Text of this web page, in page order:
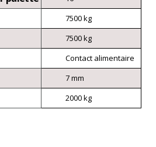
7500 kg
7500 kg
Contact alimentaire
7 mm
2000 kg